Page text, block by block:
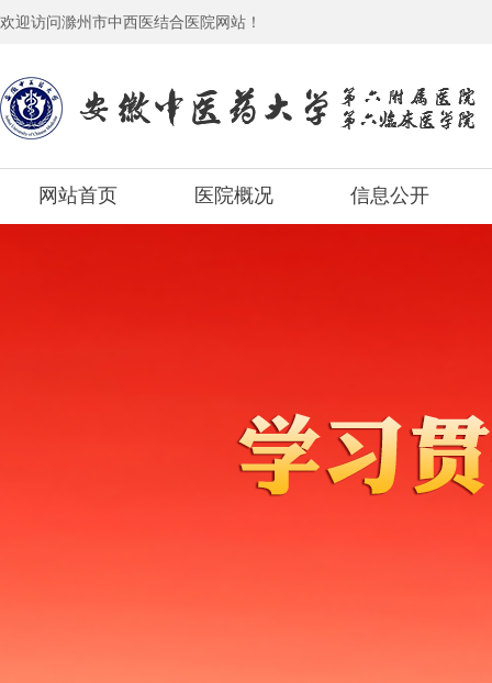
欢迎访问滁州市中西医结合医院网站！
网站首页 医院概况 信息公开